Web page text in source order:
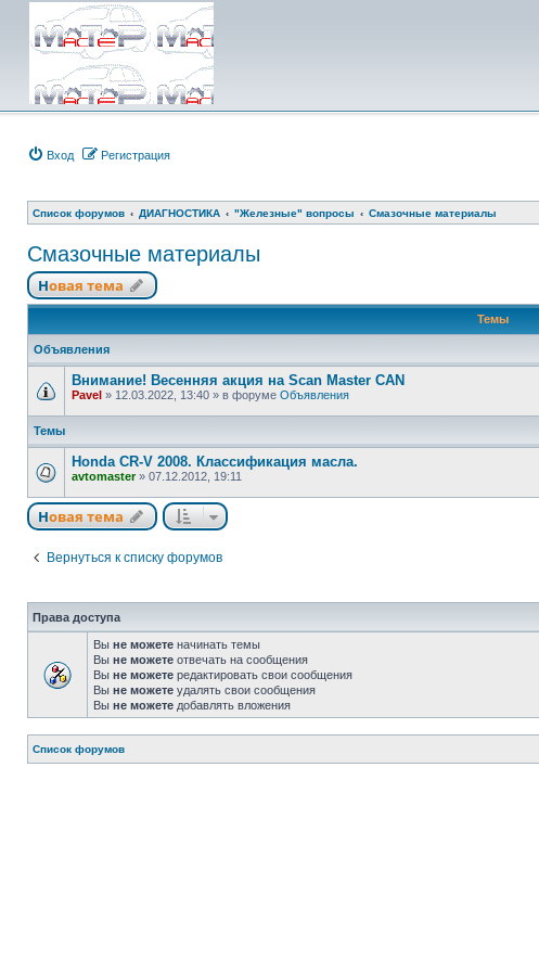
Вход Регистрация
Список форумов ДИАГНОСТИКА "Железные" вопросы Смазочные материалы
Смазочные материалы
Новая тема
Темы
Объявления
Внимание! Весенняя акция на Scan Master CAN
Pavel » 12.03.2022, 13:40 » в форуме Объявления
Темы
Honda CR-V 2008. Классификация масла.
avtomaster» 07.12.2012, 19:11
Новая тема
Вернуться к списку форумов
Права доступа
Вы не можете начинать темы
Вы не можете отвечать на сообщения
Вы не можете редактировать свои сообщения
Вы не можете удалять свои сообщения
Вы не можете добавлять вложения
Список форумов